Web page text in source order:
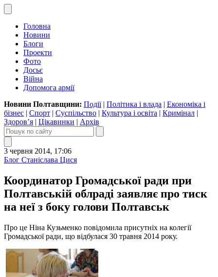
Головна
Новини
Блоги
Проекти
Фото
Досьє
Війна
Допомога армії
Новини Полтавщини: Події| Політика і влада | Економіка і
бізнес | Спорт | Суспільство | Культура і освіта | Кримінал |
Здоров’я | Цікавинки | Архів
3 червня 2014, 17:06
Блог Станіслава Цися
Координатор Громадської ради при
Полтавській облраді заявляє про тиск
на неї з боку голови Полтавськ
Про це Ніна Кузьменко повідомила присутніх на колегії
Громадської ради, що відбулася 30 травня 2014 року.